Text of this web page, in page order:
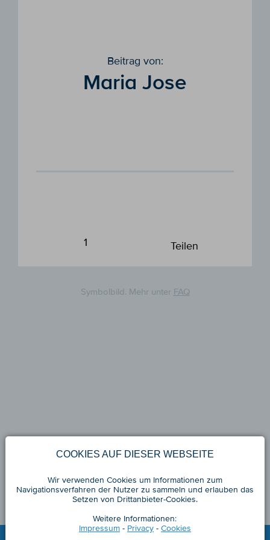
Symbolbild. Mehr unter FAQ
Beitrag von:
Maria Jose
1 Teilen
COOKIES AUF DIESER WEBSEITE
Wir verwenden Cookies um Informationen zum
Navigationsverfahren der Nutzer zu sammeln und erlauben das
Setzen von Drittanbieter-Cookies.
Weitere Informationen:
Impressum- Privacy- Cookies